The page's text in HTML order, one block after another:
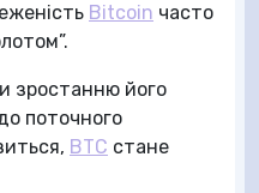
Bitcoin часто
зростанню його
поточного
BTC стане